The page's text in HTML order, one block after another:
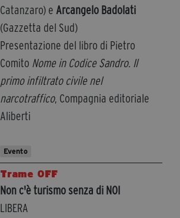
Catanzaro) e Arcangelo Badolati
(Gazzetta del Sud)
Presentazione del libro di Pietro
Comito Nome in Codice Sandro. Il
primo infiltrato civile nel
narcotraffico, Compagnia editoriale
Aliberti
Evento
Trame OFF
Non c'è turismo senza di NOI
LIBERA